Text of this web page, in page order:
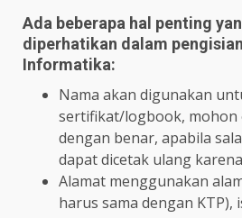
Ada beberapa hal penting
diperhatikan dalam
Informatika:
Nama akan digunakan
sertifikat/logbook, mohon
dengan benar, apabila
dapat dicetak ulang
Alamat menggunakan
harus sama dengan KTP),